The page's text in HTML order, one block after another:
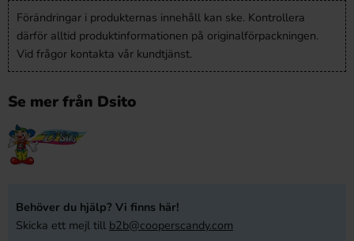
Förändringar i produkternas innehåll kan ske. Kontrollera
därför alltid produktinformationen på originalförpackningen.
Vid frågor kontakta vår kundtjänst.
Se mer från Dsito
Behöver du hjälp? Vi finns här!
Skicka ett mejl till b2b@cooperscandy.com